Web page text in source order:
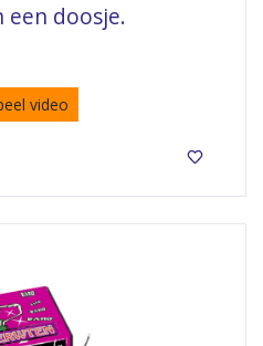
een doosje.
video